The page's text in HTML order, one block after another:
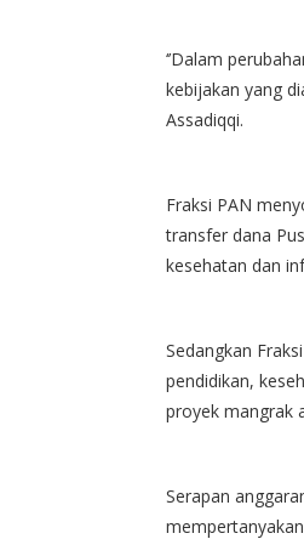
‘’Dalam
kebijakan yang
Assadiqqi.
Fraksi PAN
transfer dana
kesehatan dan
Sedangkan
pendidikan,
proyek mangrak
Serapan